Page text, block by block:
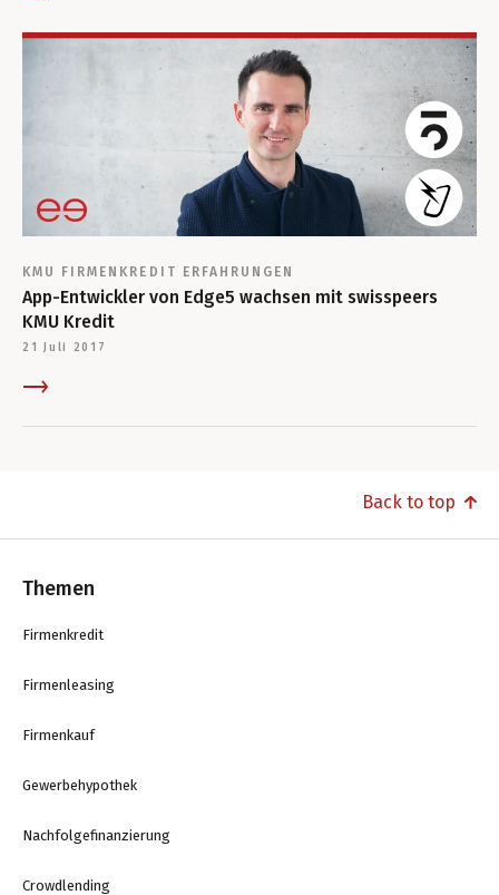
KMU FIRMENKREDIT ERFAHRUNGEN
App-Entwickler von Edge5 wachsen mit swisspeers
KMU Kredit
21 Juli 2017
Back to top
Themen
Firmenkredit
Firmenleasing
Firmenkauf
Gewerbehypothek
Nachfolgefinanzierung
Crowdlending